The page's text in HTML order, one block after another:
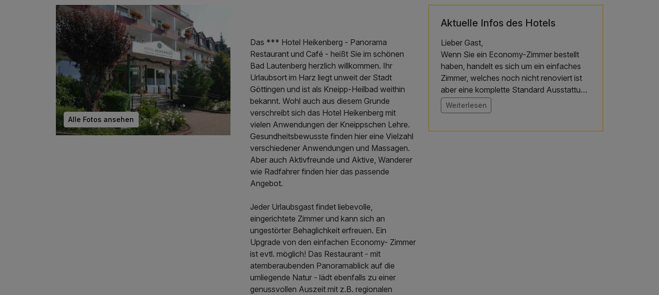
Alle Fotos ansehen
Das *** Hotel Heikenberg - Panorama
Restaurant und Café - heißt Sie im schönen
Bad Lautenberg herzlich willkommen. Ihr
Urlaubsort im Harz liegt unweit der Stadt
Göttingen und ist als Kneipp-Heilbad weithin
bekannt. Wohl auch aus diesem Grunde
verschreibt sich das Hotel Heikenberg mit
vielen Anwendungen der Kneippschen Lehre.
Gesundheitsbewusste finden hier eine Vielzahl
verschiedener Anwendungen und Massagen.
Aber auch Aktivfreunde und Aktive, Wanderer
wie Radfahrer finden hier das passende
Angebot.
Jeder Urlaubsgast findet liebevolle,
eingerichtete Zimmer und kann sich an
ungestörter Behaglichkeit erfreuen. Ein
Upgrade von den einfachen Economy- Zimmer
ist evtl. möglich! Das Restaurant - mit
atemberaubenden Panoramablick auf die
umliegende Natur - lädt ebenfalls zu einer
genussvollen Auszeit mit z.B. regionalen
Aktuelle Infos des Hotels
Lieber Gast,
Wenn Sie ein Economy-Zimmer bestellt
haben, handelt es sich um ein einfaches
Zimmer, welches noch nicht renoviert ist
aber eine komplette Standard Ausstattung
hat.
Gerne erhalten Sie gegen einen kleinen
Weiterlesen